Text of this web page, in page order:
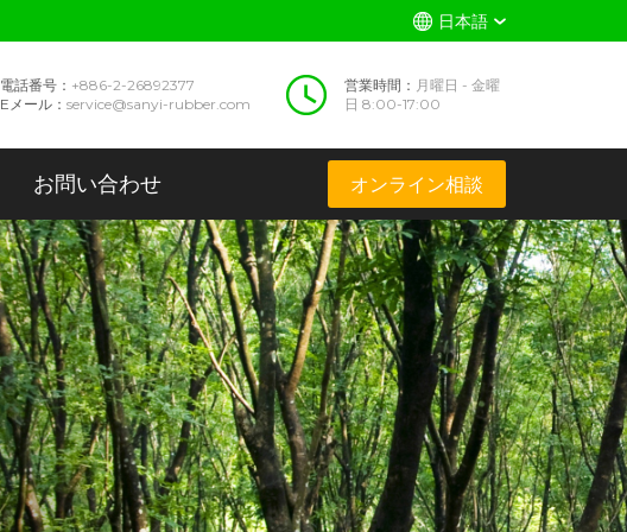
日本語
電話番号： +886-2-26892377
Eメール： service@sanyi-rubber.com
営業時間： 月曜日 - 金曜
日 8:00-17:00
お問い合わせ オンライン相談